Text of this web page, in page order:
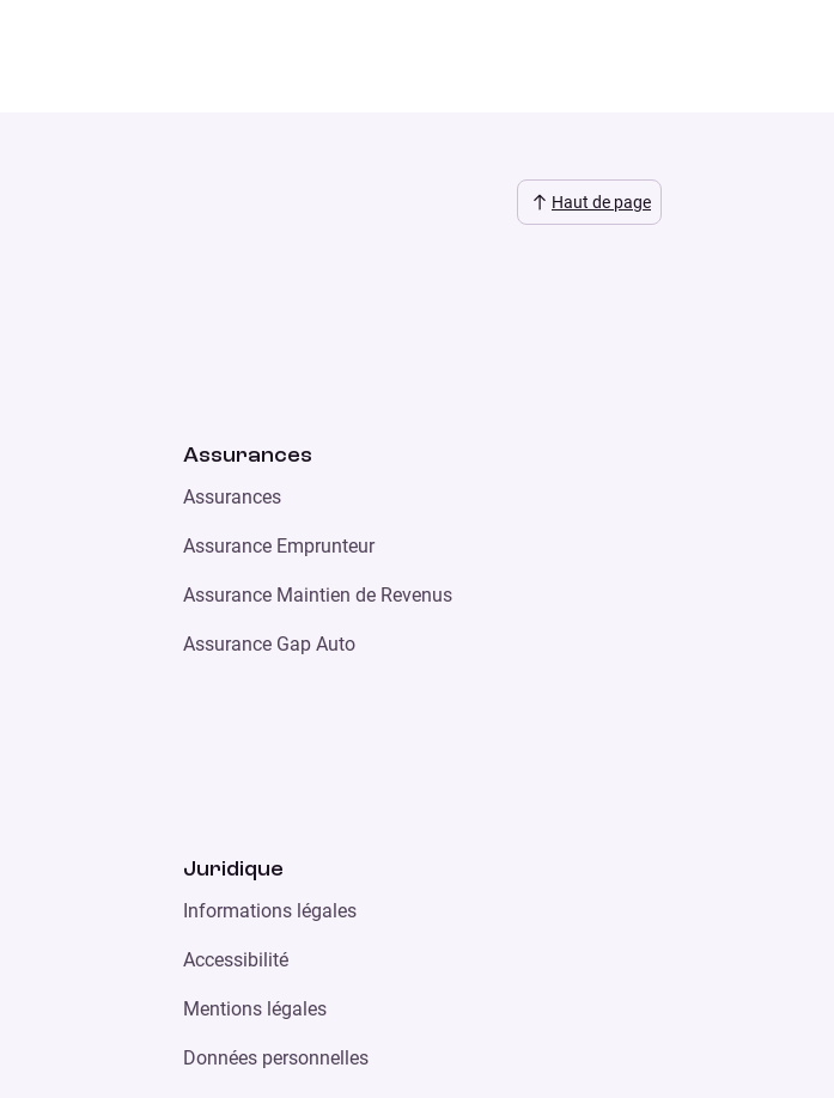
Haut de page
Assurances
Assurances
Assurance Emprunteur
Assurance Maintien de Revenus
Assurance Gap Auto
Juridique
Informations légales
Accessibilité
Mentions légales
Données personnelles